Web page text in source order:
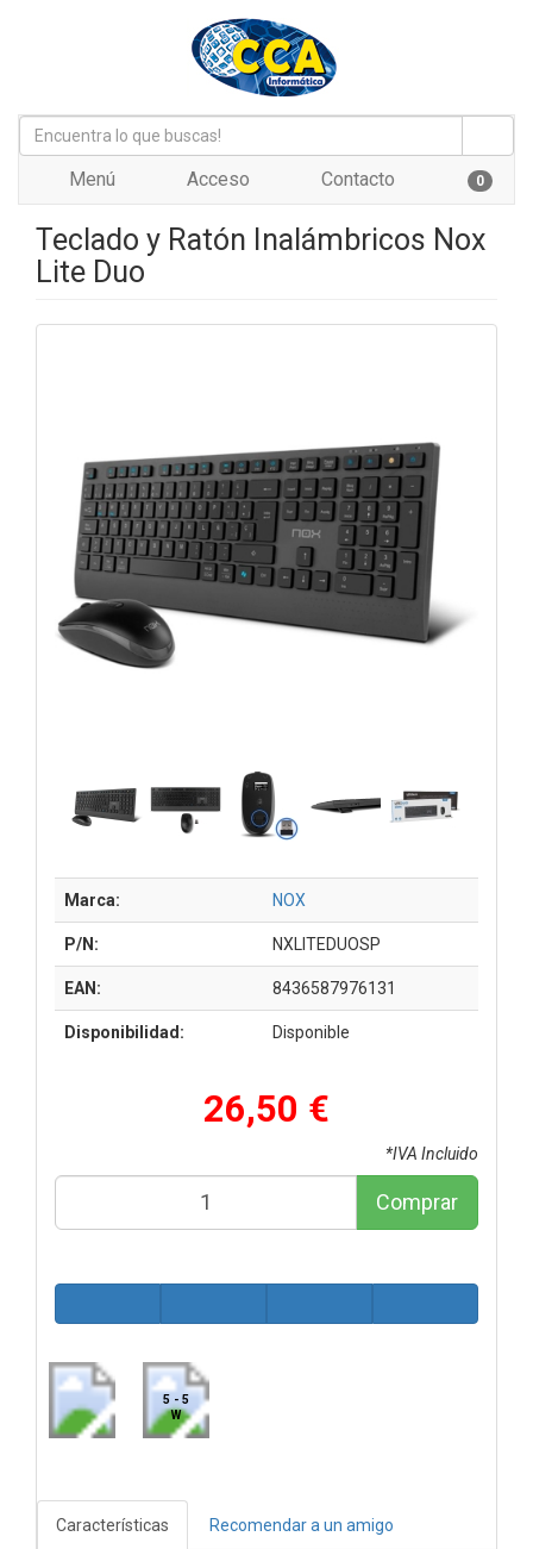
Menú Acceso Contacto 0
Teclado y Ratón Inalámbricos Nox
Lite Duo
Marca: NOX
P/N: NXLITEDUOSP
EAN: 8436587976131
Disponibilidad: Disponible
26,50 €
*IVA Incluido
Comprar
5 - 5
W
Características Recomendar a un amigo